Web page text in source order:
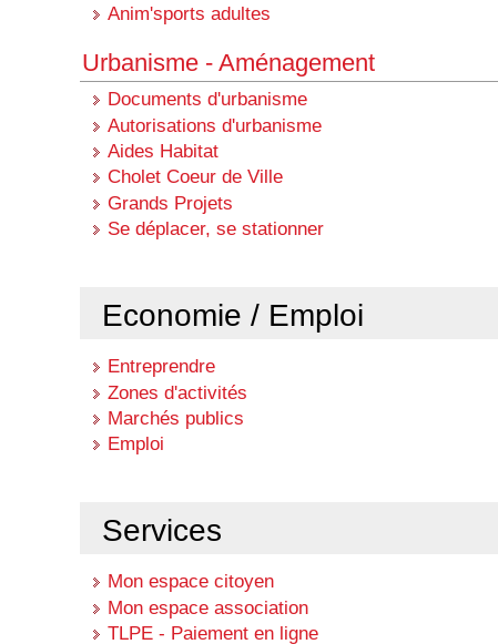
Anim'sports adultes
Urbanisme - Aménagement
Documents d'urbanisme
Autorisations d'urbanisme
Aides Habitat
Cholet Coeur de Ville
Grands Projets
Se déplacer, se stationner
Economie / Emploi
Entreprendre
Zones d'activités
Marchés publics
Emploi
Services
Mon espace citoyen
Mon espace association
TLPE - Paiement en ligne